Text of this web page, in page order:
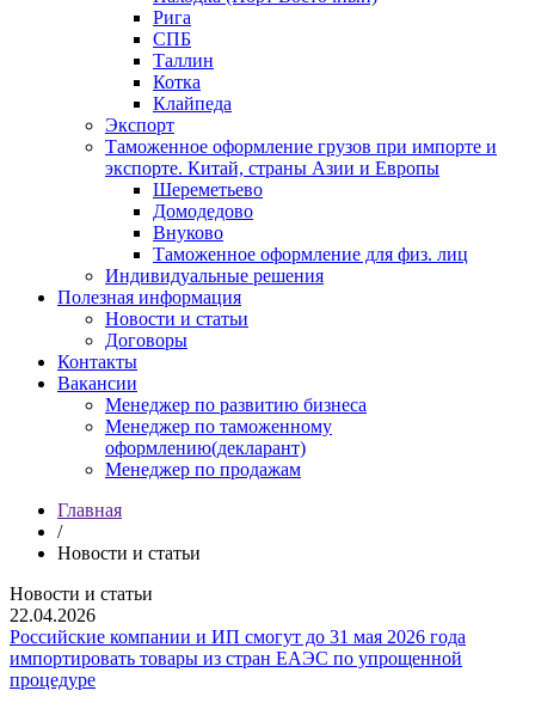
Рига
СПБ
Таллин
Котка
Клайпеда
Экспорт
Таможенное оформление грузов при импорте и
экспорте. Китай, страны Азии и Европы
Шереметьево
Домодедово
Внуково
Таможенное оформление для физ. лиц
Индивидуальные решения
Полезная информация
Новости и статьи
Договоры
Контакты
Вакансии
Менеджер по развитию бизнеса
Менеджер по таможенному
оформлению(декларант)
Менеджер по продажам
Главная
/
Новости и статьи
Новости и статьи
22.04.2026
Российские компании и ИП смогут до 31 мая 2026 года
импортировать товары из стран ЕАЭС по упрощенной
процедуре